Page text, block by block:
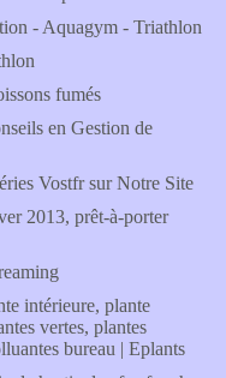
- Aquagym - Triathlon
fumés
en Gestion de
Vostfr sur Notre Site
2013, prêt-à-porter
intérieure, plante
vertes, plantes
bureau | Eplants